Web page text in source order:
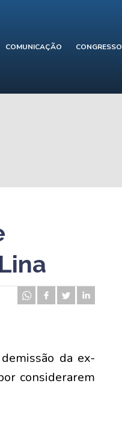
COMUNICAÇÃO CONGRESSO
da ex-
considerarem